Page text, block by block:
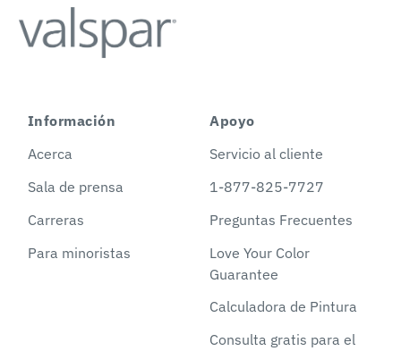
Información
Acerca
Sala de prensa
Carreras
Para minoristas
Apoyo
Servicio al cliente
1-877-825-7727
Preguntas Frecuentes
Love Your Color
Guarantee
Calculadora de Pintura
Consulta gratis para el